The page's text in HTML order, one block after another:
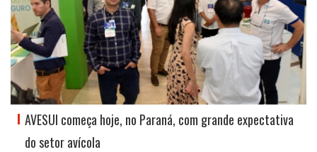
AVESUI começa hoje, no Paraná, com grande expectativa
do setor avícola